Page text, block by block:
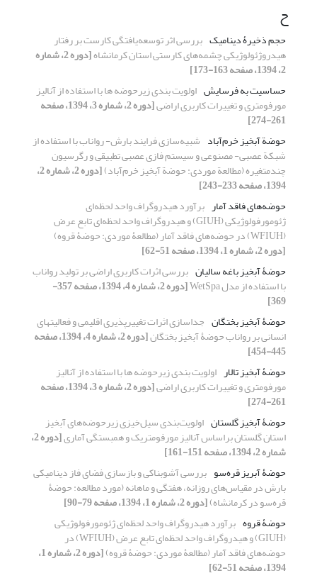
ح
حجم ذخیرۀ دینامیک بررسی اثر توسعه‌یافتگی کارست بر رفتار
هیدروژئولوژیکی چشمه‌های کارستی استان کرمانشاه [دوره 2، شماره
2، 1394، صفحه 163-173]
حساسیت به فرسایش اولویت‏ بندی زیرحوضه‏ ها با استفاده از آنالیز
مورفومتری و تغییرات کاربری اراضی [دوره 2، شماره 3، 1394، صفحه
261-274]
حوضة آبخیز خرم‌آباد شبیه‌سازی فرایند بارش- رواناب با استفاده از
شبکة عصبی- مصنوعی و سیستم فازی عصبی تطبیقی و رگرسیون
چندمتغیره (مطالعة موردی: حوضة آبخیز خرم‌آباد) [دوره 2، شماره 2،
1394، صفحه 233-243]
حوضه‌های فاقد آمار برآورد هیدروگراف واحد لحظه‌ای
ژئومورفولوژیکی (GIUH) و هیدروگراف واحد لحظه‌ای تابع عرض
(WFIUH) در حوضه‌های فاقد آمار (مطالعۀ موردی: حوضۀ قروه)
[دوره 2، شماره 1، 1394، صفحه 51-62]
حوضۀ آبخیز باغه‏ سالیان‌ بررسی اثرات کاربری اراضی بر تولید رواناب
با استفاده از مدل WetSpa [دوره 2، شماره 4، 1394، صفحه 357-
369]
حوضۀ آبخیز ‏بختگان جدا‏سازی اثرات تغییر‌پذیری اقلیمی و فعالیت‏‏های
انسانی بر رواناب حوضۀ آبخیز بختگان [دوره 2، شماره 4، 1394، صفحه
445-454]
حوضۀ آبخیز تالار‌ اولویت‏ بندی زیرحوضه‏ ها با استفاده از آنالیز
مورفومتری و تغییرات کاربری اراضی [دوره 2، شماره 3، 1394، صفحه
261-274]
حوضۀ آبخیز گلستان اولویت‌بندی سیل‌خیزی زیرحوضه‌های آبخیز
استان گلستان براساس آنالیز مورفومتریک و همبستگی آماری [دوره 2،
شماره 2، 1394، صفحه 151-161]
حوضۀ آبریز قره‌سو بررسی آشوبناکی و بازسازی فضای فاز دینامیکی
بارش در مقیاس‌های روزانه، هفتگی و ماهانه (مورد مطالعه: حوضۀ
قره‌سو در کرمانشاه)[دوره 2، شماره 1، 1394، صفحه 79-90]
حوضۀ قروه برآورد هیدروگراف واحد لحظه‌ای ژئومورفولوژیکی
(GIUH) و هیدروگراف واحد لحظه‌ای تابع عرض (WFIUH) در
حوضه‌های فاقد آمار (مطالعۀ موردی: حوضۀ قروه) [دوره 2، شماره 1،
1394، صفحه 51-62]